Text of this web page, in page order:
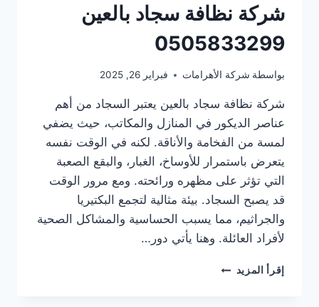
شركة نظافة سجاد بالعين
0505833299
بواسطة شركة الأهرامات فبراير 26, 2025
شركة نظافة سجاد بالعين يعتبر السجاد من أهم
عناصر الديكور في المنازل والمكاتب، حيث يضفي
لمسة من الفخامة والأناقة. لكنه في الوقت نفسه
يتعرض باستمرار للأوساخ، الغبار، والبقع الصعبة
التي تؤثر على مظهره ورائحته. ومع مرور الوقت
قد يصبح السجاد. بيئة مثالية لتجمع البكتيريا
والجراثيم، مما يسبب الحساسية والمشاكل الصحية
لأفراد العائلة. وهنا يأتي دور…
إقرأ المزيد شركة